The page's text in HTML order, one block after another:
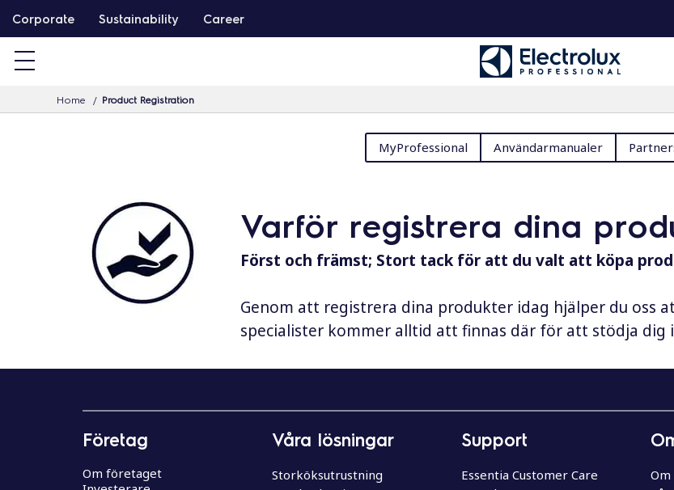
å
Corporate Sustainability Career
Home Product Registration
MyProfessional Användarmanualer
Varför registrera dina
Först och främst; Stort tack för att du valt att köpa
Genom att registrera dina produkter idag hjälper du oss
specialister kommer alltid att finnas där för att stödja dig
Företag
Om företaget
Våra lösningar
Storköksutrustning
Support
Essentia Customer Care
Om